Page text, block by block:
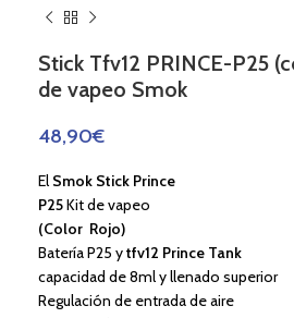
Stick Tfv12 PRINCE-P25
de vapeo Smok
48,90€
El Smok Stick Prince
P25Kit de vapeo
(Color Rojo)
Batería P25 ytfv12 Prince Tank
capacidad de 8ml y llenado superior
Regulación de entrada de aire